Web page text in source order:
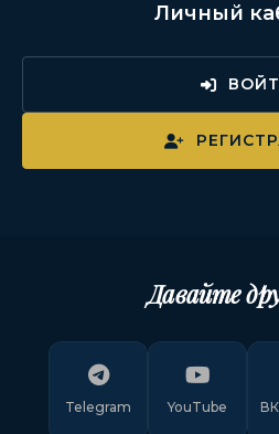
Личный
Давайте
Telegram YouTube